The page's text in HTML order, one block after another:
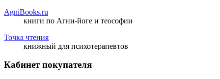
AgniBooks.ru
книги по Агни-йоге и теософии
Точка чтения
книжный для психотерапевтов
Кабинет покупателя